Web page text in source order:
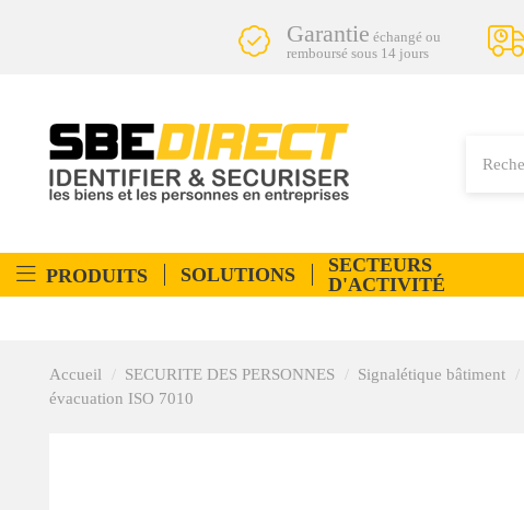
Garantie échangé ou
remboursé sous 14 jours
PRODUITS SOLUTIONS
SECTEURS
D'ACTIVITÉ
Accueil SECURITE DES PERSONNES Signalétique bâtiment
évacuation ISO 7010